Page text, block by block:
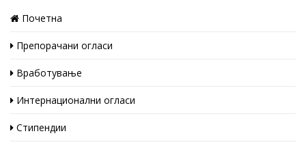
Почетна
Препорачани огласи
Вработување
Интернационални огласи
Стипендии